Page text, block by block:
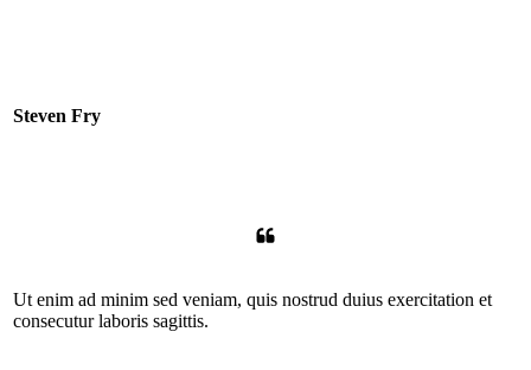
Steven Fry
Ut enim ad minim sed veniam, quis nostrud duius exercitation et
consecutur laboris sagittis.